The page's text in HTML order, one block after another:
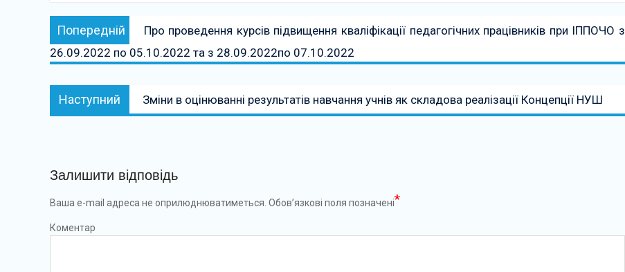
Навігація
записів
Попередній Попередній:
Про проведення курсів підвищення кваліфікації педагогічних працівників при ІППОЧО з
26.09.2022 по 05.10.2022 та з 28.09.2022по 07.10.2022
Наступний Наступний:
Зміни в оцінюванні результатів навчання учнів як складова реалізації Концепції НУШ
Залишити відповідь
Ваша e-mail адреса не оприлюднюватиметься. Обов’язкові поля позначені*
Коментар